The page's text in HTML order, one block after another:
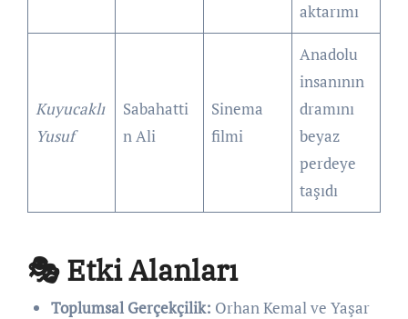
aktarımı
Kuyucaklı
Yusuf
Sabahatti
n Ali
Sinema
filmi
Anadolu
insanının
dramını
beyaz
perdeye
taşıdı
🎭 Etki Alanları
Toplumsal Gerçekçilik: Orhan Kemal ve Yaşar